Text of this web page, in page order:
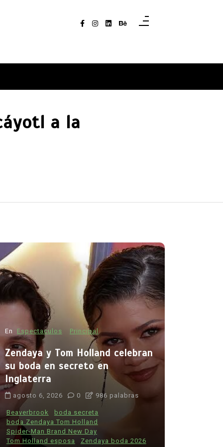
a la
En Principal
Muchos fumadores aún
desconocen los riesgos del
tabaco: estudio revela
preocupante falta de